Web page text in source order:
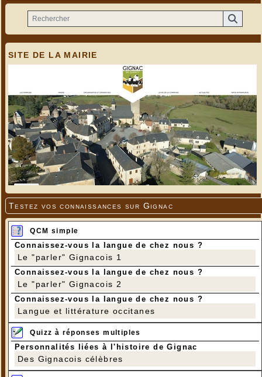
SITE DE LA MAIRIE
Testez vos connaissances sur Gignac
QCM simple
Connaissez-vous la langue de chez nous ?
Le "parler" Gignacois 1
Connaissez-vous la langue de chez nous ?
Le "parler" Gignacois 2
Connaissez-vous la langue de chez nous ?
Langue et littérature occitanes
Quizz à réponses multiples
Personnalités liées à l'histoire de Gignac
Des Gignacois célèbres